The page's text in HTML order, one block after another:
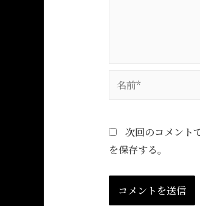
次回のコメント
を保存する。